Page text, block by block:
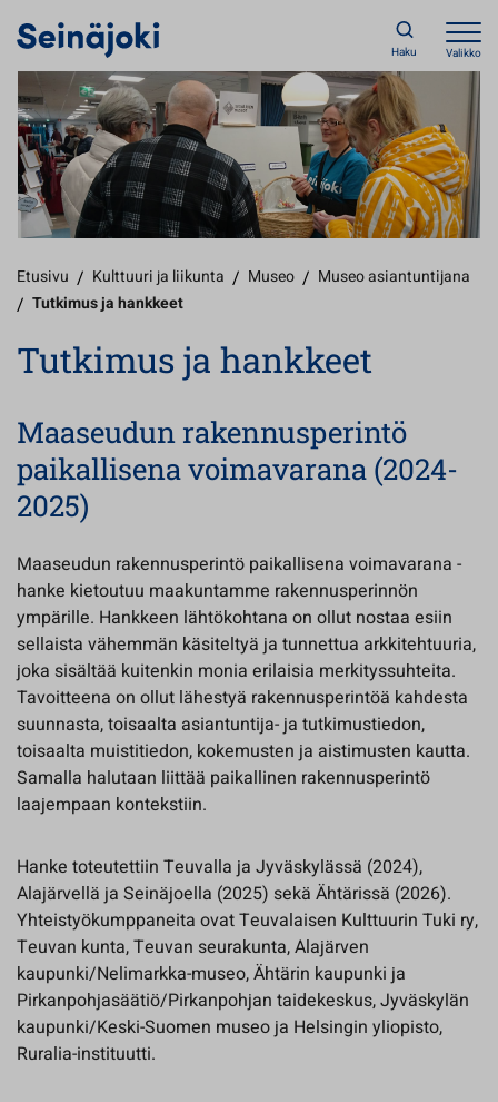
Haku Valikko
Etusivu / Kulttuuri ja liikunta / Museo / Museo asiantuntijana
/ Tutkimus ja hankkeet
Tutkimus ja hankkeet
Maaseudun rakennusperintö
paikallisena voimavarana (2024-
2025)
Maaseudun rakennusperintö paikallisena voimavarana -
hanke kietoutuu maakuntamme rakennusperinnön
ympärille. Hankkeen lähtökohtana on ollut nostaa esiin
sellaista vähemmän käsiteltyä ja tunnettua arkkitehtuuria,
joka sisältää kuitenkin monia erilaisia merkityssuhteita.
Tavoitteena on ollut lähestyä rakennusperintöä kahdesta
suunnasta, toisaalta asiantuntija- ja tutkimustiedon,
toisaalta muistitiedon, kokemusten ja aistimusten kautta.
Samalla halutaan liittää paikallinen rakennusperintö
laajempaan kontekstiin.
Hanke toteutettiin Teuvalla ja Jyväskylässä (2024),
Alajärvellä ja Seinäjoella (2025) sekä Ähtärissä (2026).
Yhteistyökumppaneita ovat Teuvalaisen Kulttuurin Tuki ry,
Teuvan kunta, Teuvan seurakunta, Alajärven
kaupunki/Nelimarkka-museo, Ähtärin kaupunki ja
Pirkanpohjasäätiö/Pirkanpohjan taidekeskus, Jyväskylän
kaupunki/Keski-Suomen museo ja Helsingin yliopisto,
Ruralia-instituutti.